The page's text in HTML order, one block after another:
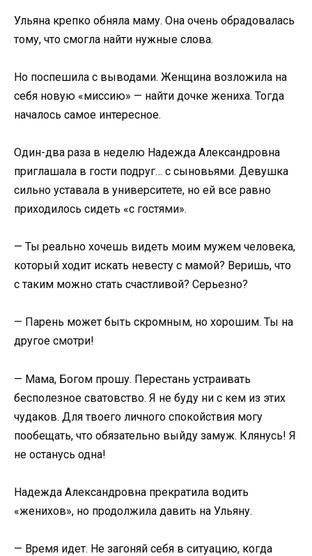
Ульяна крепко обняла маму. Она очень обрадовалась
тому, что смогла найти нужные слова.
Но поспешила с выводами. Женщина возложила на
себя новую «миссию» — найти дочке жениха. Тогда
началось самое интересное.
Один-два раза в неделю Надежда Александровна
приглашала в гости подруг… с сыновьями. Девушка
сильно уставала в университете, но ей все равно
приходилось сидеть «с гостями».
— Ты реально хочешь видеть моим мужем человека,
который ходит искать невесту с мамой? Веришь, что
с таким можно стать счастливой? Серьезно?
— Парень может быть скромным, но хорошим. Ты на
другое смотри!
— Мама, Богом прошу. Перестань устраивать
бесполезное сватовство. Я не буду ни с кем из этих
чудаков. Для твоего личного спокойствия могу
пообещать, что обязательно выйду замуж. Клянусь! Я
не останусь одна!
Надежда Александровна прекратила водить
«женихов», но продолжила давить на Ульяну.
— Время идет. Не загоняй себя в ситуацию, когда